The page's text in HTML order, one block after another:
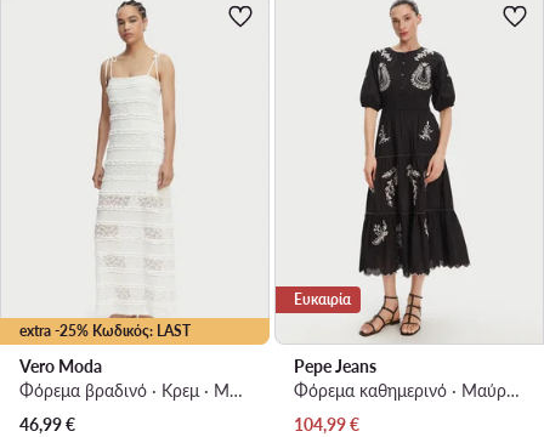
extra -25% Κωδικός: LAST
Vero Moda
Φόρεμα βραδινό · Κρεμ · Maxi, Ασύμμετρο
46,99€
Ευκαιρία
Pepe Jeans
Φόρεμα καθημερινό · Μαύρο · Midi
Τρέχουσα τιμή
104,99€